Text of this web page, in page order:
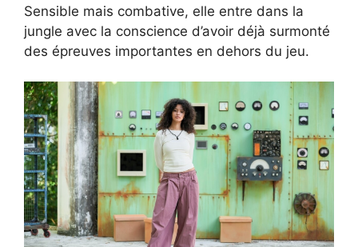
Sensible mais combative, elle entre dans la
jungle avec la conscience d’avoir déjà surmonté
des épreuves importantes en dehors du jeu.